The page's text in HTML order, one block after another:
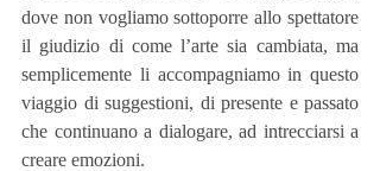
dove non vogliamo sottoporre allo spettatore
il giudizio di come l’arte sia cambiata, ma
semplicemente li accompagniamo in questo
viaggio di suggestioni, di presente e passato
che continuano a dialogare, ad intrecciarsi a
creare emozioni.